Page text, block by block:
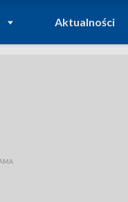
DO
Aktualności